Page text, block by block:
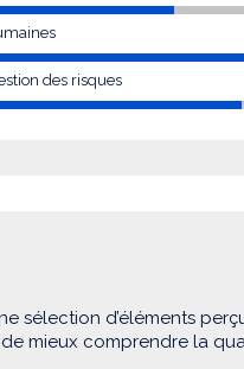
des risques
sélection d’éléments
mieux comprendre la